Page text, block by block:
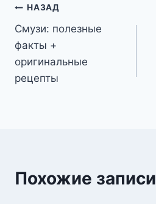
Навигация
по
записям
НАЗАД
Смузи: полезные
факты +
оригинальные
рецепты
Похожие записи